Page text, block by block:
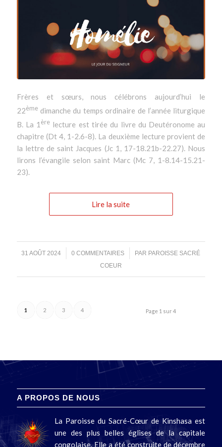
Frères et sœurs, nous célébrons aujourd’hui le
22èmedimanche du temps ordinaire de l’année liturgique
B. La 1 ère lecture est tirée du livre du Deutéronome au
chapitre (Dt 4, 1-2.6-8). La deuxième lecture provient de
la lettre de saint Jacques (Jc 1, 17-18.21b-22.27). Nous
lirons l’évangile selon saint Marc (Mc 7, 1-8.14-15.21-
23).
Lire la suite
31 AOÛT 2024
/ 0 COMMENTAIRES
/ PAR PAROISSE SACRÉ
COEUR
Page 1 sur 4
1 2 3 4
A PROPOS DE NOUS
La Paroisse du Sacré-Cœur de Kinshasa est
une des plus belles églises de la capitale
congolaise. Elle a été construite de décembre